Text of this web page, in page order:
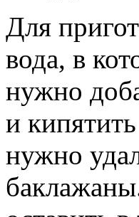
Для
вода, в
нужно
и
нужно